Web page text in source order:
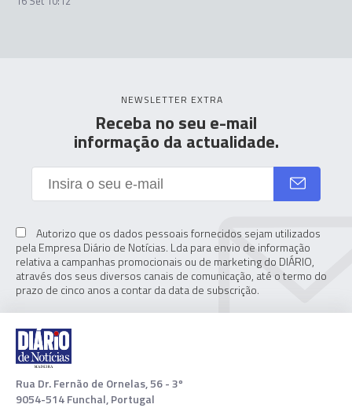
NEWSLETTER EXTRA
Receba no seu e-mail
informação da actualidade.
Autorizo que os dados pessoais fornecidos sejam utilizados
pela Empresa Diário de Notícias. Lda para envio de informação
relativa a campanhas promocionais ou de marketing do DIÁRIO,
através dos seus diversos canais de comunicação, até o termo do
prazo de cinco anos a contar da data de subscrição.
Rua Dr. Fernão de Ornelas, 56 - 3º
9054-514 Funchal, Portugal